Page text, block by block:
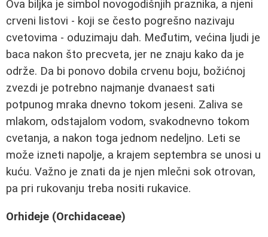
Ova biljka je simbol novogodišnjih praznika, a njeni
crveni listovi - koji se često pogrešno nazivaju
cvetovima - oduzimaju dah. Međutim, većina ljudi je
baca nakon što precveta, jer ne znaju kako da je
održe. Da bi ponovo dobila crvenu boju, božićnoj
zvezdi je potrebno najmanje dvanaest sati
potpunog mraka dnevno tokom jeseni. Zaliva se
mlakom, odstajalom vodom, svakodnevno tokom
cvetanja, a nakon toga jednom nedeljno. Leti se
može izneti napolje, a krajem septembra se unosi u
kuću. Važno je znati da je njen mlečni sok otrovan,
pa pri rukovanju treba nositi rukavice.
Orhideje (Orchidaceae)